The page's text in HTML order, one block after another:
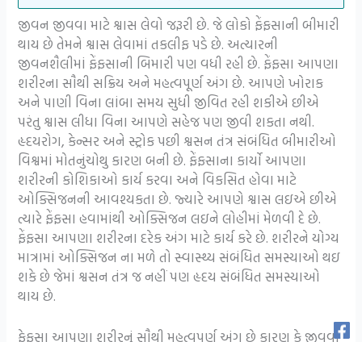
જીવન જીવવા માટે શ્વાસ લેવો જરૂરી છે. જે લોકો ફેંફસાની બીમારી
થાય છે તેમને શ્વાસ લેવામાં તકલીફ પડે છે. અત્યારની
જીવનશૈલીમાં ફેંફસાની બિમારી પણ વધી રહી છે. ફેંફસા આપણા
શરીરના સૌથી સક્રિય અને મહત્વપૂર્ણ અંગ છે. આપણે ખોરાક
અને પાણી વિના લાંબા સમય સુધી જીવિત રહી શકીએ છીએ
પરંતુ શ્વાસ લીધા વિના આપણે સહેજ પણ જીવી શકતા નથી.
હૃદયરોગ, કેન્સર અને સ્ટ્રોક પછી શ્વસન તંત્ર સંબંધિત બીમારીઓ
વિશ્વમાં મોતનુંચોથુ કારણ બની છે. ફેંફસાના કાર્યો આપણા
શરીરની કોશિકાઓ કાર્ય કરવા અને વિકસિત હોવા માટે
ઓક્સિજનની આવશ્યકતા છે. જ્યારે આપણે શ્વાસ લઇએ છીએ
ત્યારે ફેંફસા હવામાંથી ઓક્સિજન લઇને લોહીમાં મેળવી દે છે.
ફેંફસા આપણા શરીરના દરેક અંગ માટે કાર્ય કરે છે. શરીરને યોગ્ય
માત્રામાં ઓક્સિજન ના મળે તો સ્વાસ્થ્ય સંબંધિત સમસ્યાઓ થઇ
શકે છે જેમાં શ્વસન તંત્ર જ નહીં પણ હૃદય સંબંધિત સમસ્યાઓ
થાય છે.
ફેફસા આપણા શરીરનું સૌથી મહત્વપૂર્ણ અંગ છે કારણ કે જીવવા